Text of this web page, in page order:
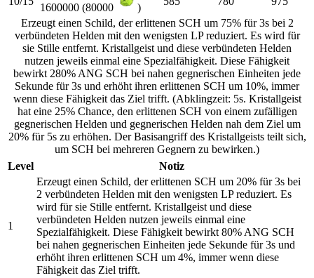
1600000 (80000 )
Erzeugt einen Schild, der erlittenen SCH um 75% für 3s bei 2
verbündeten Helden mit den wenigsten LP reduziert. Es wird für
sie Stille entfernt. Kristallgeist und diese verbündeten Helden
nutzen jeweils einmal eine Spezialfähigkeit. Diese Fähigkeit
bewirkt 280% ANG SCH bei nahen gegnerischen Einheiten jede
Sekunde für 3s und erhöht ihren erlittenen SCH um 10%, immer
wenn diese Fähigkeit das Ziel trifft. (Abklingzeit: 5s. Kristallgeist
hat eine 25% Chance, den erlittenen SCH von einem zufälligen
gegnerischen Helden und gegnerischen Helden nah dem Ziel um
20% für 5s zu erhöhen. Der Basisangriff des Kristallgeists teilt sich,
um SCH bei mehreren Gegnern zu bewirken.)
Level
Notiz
1
Erzeugt einen Schild, der erlittenen SCH um 20% für 3s bei
2 verbündeten Helden mit den wenigsten LP reduziert. Es
wird für sie Stille entfernt. Kristallgeist und diese
verbündeten Helden nutzen jeweils einmal eine
Spezialfähigkeit. Diese Fähigkeit bewirkt 80% ANG SCH
bei nahen gegnerischen Einheiten jede Sekunde für 3s und
erhöht ihren erlittenen SCH um 4%, immer wenn diese
Fähigkeit das Ziel trifft.